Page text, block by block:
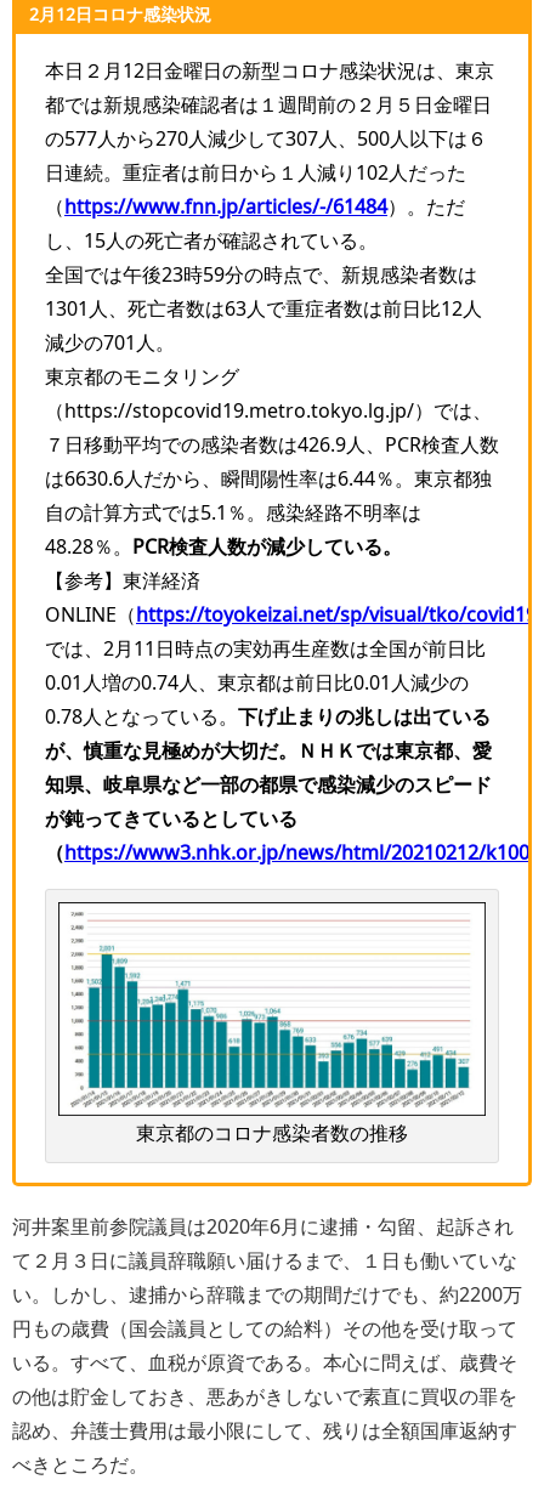
2月12日コロナ感染状況
本日２月12日金曜日の新型コロナ感染状況は、東京
都では新規感染確認者は１週間前の２月５日金曜日
の577人から270人減少して307人、500人以下は６
日連続。重症者は前日から１人減り102人だった
（https://www.fnn.jp/articles/-/61484）。ただ
し、15人の死亡者が確認されている。
全国では午後23時59分の時点で、新規感染者数は
1301人、死亡者数は63人で重症者数は前日比12人
減少の701人。
東京都のモニタリング
（https://stopcovid19.metro.tokyo.lg.jp/）では、
７日移動平均での感染者数は426.9人、PCR検査人数
は6630.6人だから、瞬間陽性率は6.44％。東京都独
自の計算方式では5.1％。感染経路不明率は
48.28％。 PCR検査人数が減少している。
【参考】東洋経済
ONLINE（https://toyokeizai.net/sp/visual/tko/covid19/
では、2月11日時点の実効再生産数は全国が前日比
0.01人増の0.74人、東京都は前日比0.01人減少の
0.78人となっている。 下げ止まりの兆しは出ている
が、慎重な見極めが大切だ。ＮＨＫでは東京都、愛
知県、岐阜県など一部の都県で感染減少のスピード
が鈍ってきているとしている
（https://www3.nhk.or.jp/news/html/20210212/
東京都のコロナ感染者数の推移
河井案里前参院議員は2020年6月に逮捕・勾留、起訴され
て２月３日に議員辞職願い届けるまで、１日も働いていな
い。しかし、逮捕から辞職までの期間だけでも、約2200万
円もの歳費（国会議員としての給料）その他を受け取って
いる。すべて、血税が原資である。本心に問えば、歳費そ
の他は貯金しておき、悪あがきしないで素直に買収の罪を
認め、弁護士費用は最小限にして、残りは全額国庫返納す
べきところだ。